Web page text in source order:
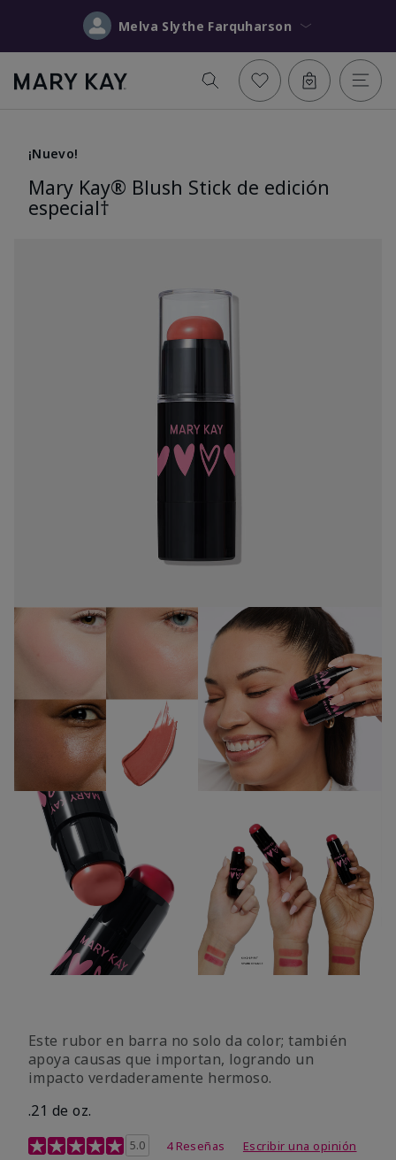
Melva Slythe Farquharson
¡Nuevo!
Mary Kay® Blush Stick de edición
especial†
Este rubor en barra no solo da color; también
apoya causas que importan, logrando un
impacto verdaderamente hermoso.
.21 de oz.
Calificación de clientes de 3,1 de 5
5.0 4 Reseñas Escribir una opinión